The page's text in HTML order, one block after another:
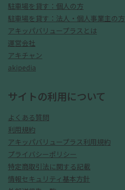
駐車場を貸す：個人の方
駐車場を貸す：法人・個人事業主の方
アキッパバリュープラスとは
運営会社
アキチャン
akipedia
サイトの利用について
よくある質問
利用規約
アキッパバリュープラス利用規約
プライバシーポリシー
特定商取引法に関する記載
情報セキュリティ基本方針